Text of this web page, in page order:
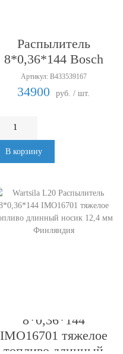
Распылитель
8*0,36*144 Bosch
Австрия 0094-90303
Артикул: B433539167
34900 руб. / шт.
В корзину
8*0,36*144
IMO16701 тяжелое
топливо длинный